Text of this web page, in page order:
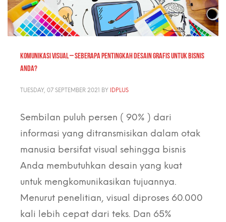
KOMUNIKASI VISUAL – seberapa pentingkah desain grafis untuk bisnis
Anda?
TUESDAY, 07 SEPTEMBER 2021 BY IDPLUS
Sembilan puluh persen ( 90% ) dari
informasi yang ditransmisikan dalam otak
manusia bersifat visual sehingga bisnis
Anda membutuhkan desain yang kuat
untuk mengkomunikasikan tujuannya.
Menurut penelitian, visual diproses 60.000
kali lebih cepat dari teks. Dan 65%